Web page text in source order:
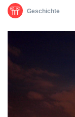
Geschichte